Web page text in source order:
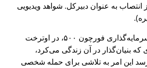
به عنوان دبیرکل. شواهد ویدیویی
، بانک سرمایه‌گذاری فورچون ۵۰۰، در اوترخت
بنیان‌گذار در آن زندگی می‌کرد،
این امر به تلاشی برای حمله شخصی